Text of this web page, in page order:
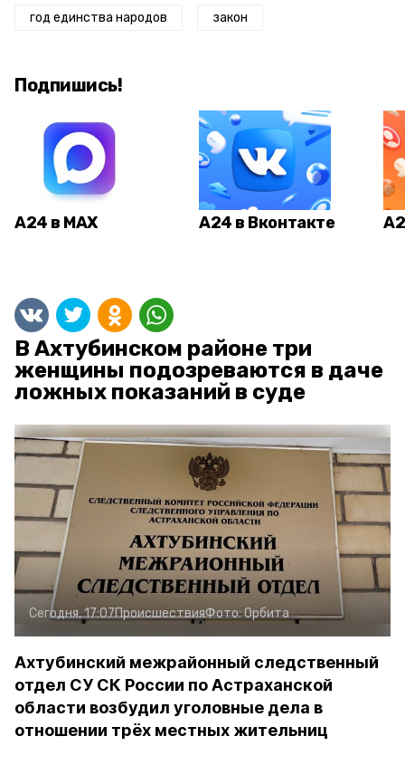
год единства народов закон
Подпишись!
А24 в MAX А24 в Вконтакте
В Ахтубинском районе три
женщины подозреваются в даче
ложных показаний в суде
Сегодня, 17:07ПроисшествияФото:Орбита
Ахтубинский межрайонный следственный
отдел СУ СК России по Астраханской
области возбудил уголовные дела в
отношении трёх местных жительниц